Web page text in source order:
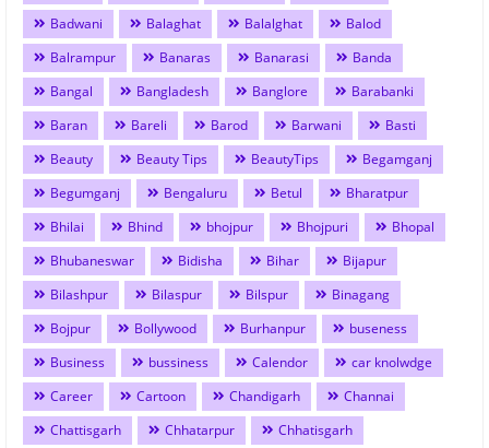
Badwani
Balaghat Balalghat
Balod
Balrampur
Banaras Banarasi
Banda
Bangal
Bangladesh Banglore
Barabanki
Baran
Bareli Barod Barwani
Basti
Beauty
Beauty Tips BeautyTips
Begamganj
Begumganj
Bengaluru Betul
Bharatpur
Bhilai
Bhind bhojpur Bhojpuri
Bhopal
Bhubaneswar
Bidisha Bihar
Bijapur
Bilashpur
Bilaspur Bilspur
Binagang
Bojpur
Bollywood Burhanpur
buseness
Business
bussiness Calendor
car knolwdge
Career
Cartoon Chandigarh
Channai
Chattisgarh
Chhatarpur
Chhatisgarh